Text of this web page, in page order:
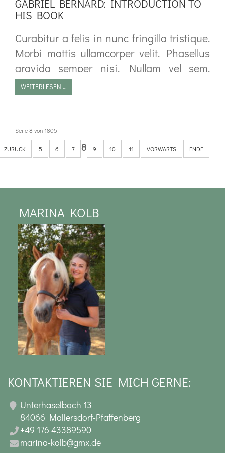
GABRIEL BERNARD: INTRODUCTION TO
HIS BOOK
Curabitur a felis in nunc fringilla tristique.
Morbi mattis ullamcorper velit. Phasellus
gravida semper nisi. Nullam vel sem.
Pellentesque libero tortor, tincidunt et,
tincidunt eget, semper nec, quam. Sed
augue at pellentesque laoreet.
WEITERLESEN …
Seite 8 von 1805
ZURÜCK 5 6 7 8 9 10 11 VORWÄRTS ENDE
MARINA KOLB
KONTAKTIEREN SIE MICH GERNE:
Unterhaselbach 13
84066 Mallersdorf-Pfaffenberg
+49 176 43389590
marina-kolb@gmx.de